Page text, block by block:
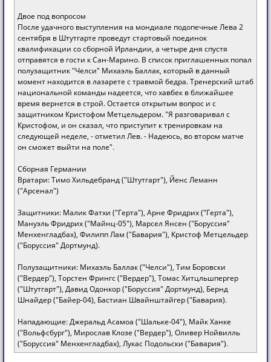
Двое под вопросом
После удачного выступления на мондиале подопечные Лева 2
сентября в Штутгарте проведут стартовый поединок
квалификации со сборной Ирландии, а четыре дня спустя
отправятся в гости к Сан-Марино. В список приглашенных попал
полузащитник "Челси" Михаэль Баллак, который в данный
момент находится в лазарете с травмой бедра. Тренерский штаб
национальной команды надеется, что хавбек в ближайшее
время вернется в строй. Остается открытым вопрос и с
защитником Кристофом Метцельдером. "Я разговаривал с
Кристофом, и он сказал, что приступит к тренировкам на
следующей неделе, - отметил Лев. - Надеюсь, во втором матче
он сможет выйти на поле".
Сборная Германии
Вратари: Тимо Хильдебранд ("Штутгарт"), Йенс Леманн
("Арсенал")
Защитники: Малик Фатхи ("Герта"), Арне Фридрих ("Герта"),
Мануэль Фридрих ("Майнц-05"), Марсел Янсен ("Боруссия"
Менхенгладбах), Филипп Лам ("Бавария"), Кристоф Метцельдер
("Боруссия" Дортмунд).
Полузащитники: Михаэль Баллак ("Челси"), Тим Боровски
("Вердер"), Торстен Фрингс ("Вердер"), Томас Хитцльшпергер
("Штутгарт"), Давид Одонкор ("Боруссия" Дортмунд), Бернд
Шнайдер ("Байер-04), Бастиан Швайнштайгер ("Бавария).
Нападающие: Джеральд Асамоа ("Шальке-04"), Майк Ханке
("Вольфсбург"), Мирослав Клозе ("Вердер"), Оливер Нойвилль
("Боруссия" Менхенгладбах), Лукас Подольски ("Бавария").